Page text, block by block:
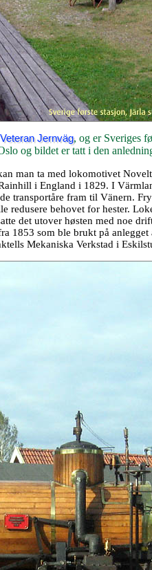
Jernväg, og er Sveriges
og bildet er tatt i den
man ta med lokomotivet
i England i 1829. I
transportåre fram til Vänern.
behovet for hester.
det utover høsten med noe
1853 som ble brukt på
Mekaniska Verkstad i